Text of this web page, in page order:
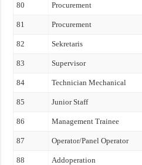
80 Procurement
81 Procurement
82 Sekretaris
83 Supervisor
84 Technician Mechanical
85 Junior Staff
86 Management Trainee
87 Operator/Panel Operator
88 Addoperation